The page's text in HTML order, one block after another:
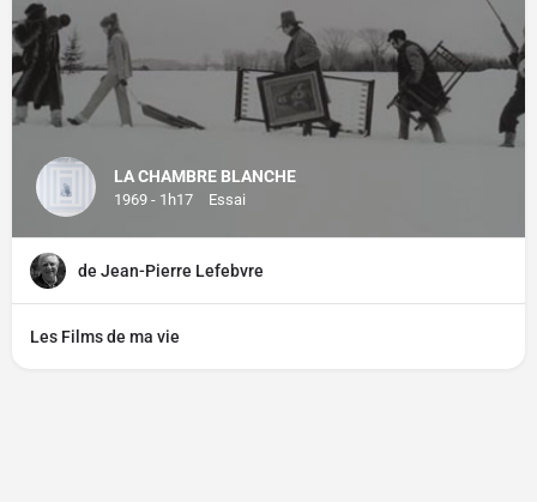
LA CHAMBRE BLANCHE
1969 - 1h17 Essai
de Jean-Pierre Lefebvre
Les Films de ma vie